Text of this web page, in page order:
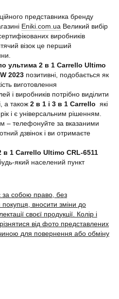
представника бренду
Eniki.com.ua Великий вибір
виробників
візок це перший
ультима 2 в 1 Carrello Ultimo
2023 позитивні, подобається як
виготовлення
і виробників потрібно виділити
а також 2 в 1 і 3 в 1 Carrello які
і є універсальним рішенням.
– телефонуйте за вказаними
дзвінок і ви отримаєте
в 1 Carrello Ultimo CRL-6511
який населений пункт
собою право, без
вносити зміни до
своєї продукції. Колір і
від фото представлених
для повернення або обміну